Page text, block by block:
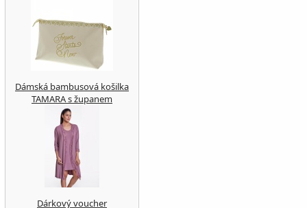
Dámská bambusová košilka
TAMARA s županem
Dárkový voucher